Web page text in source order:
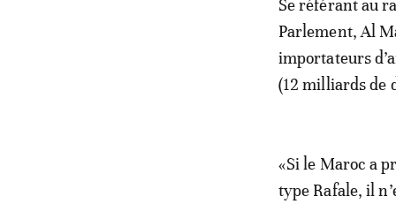
Se référant au
Parlement, Al
importateurs
(12 milliards de
«Si le Maroc a
type Rafale, il